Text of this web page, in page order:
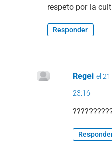
respeto por la
Responder
Regei el
23:16